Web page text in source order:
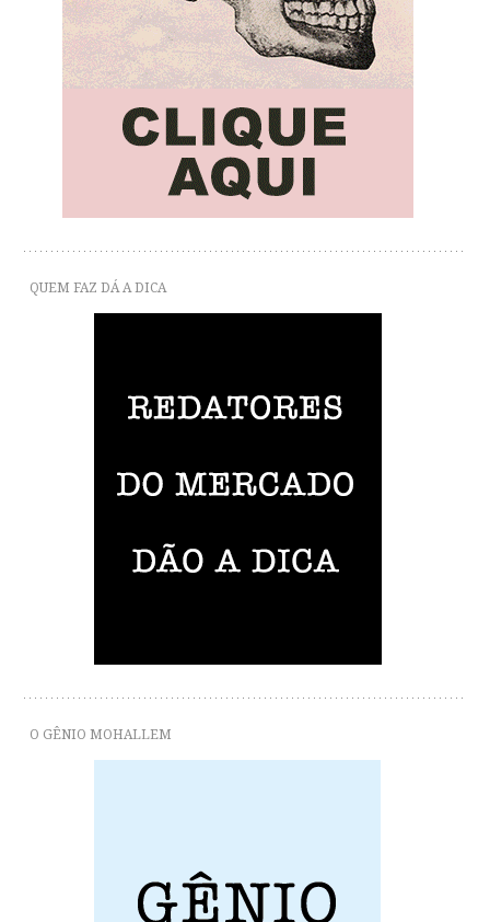
QUEM FAZ DÁ A DICA
O GÊNIO MOHALLEM